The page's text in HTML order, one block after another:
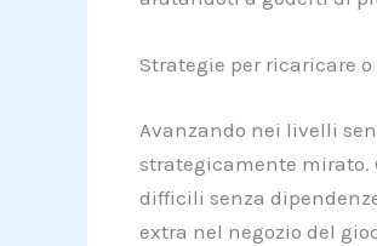
Strategie per ricaricare
Avanzando nei livelli
strategicamente mirato.
difficili senza
extra nel negozio del